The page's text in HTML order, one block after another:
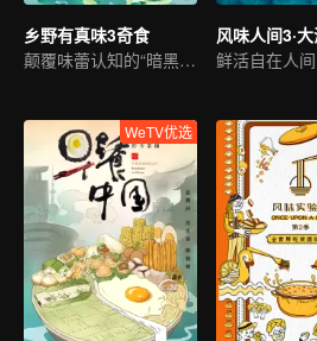
乡野有真味3奇食
颠覆味蕾认知的“暗黑”美食
风味人间3·
鲜活自在人间
WeTV优选